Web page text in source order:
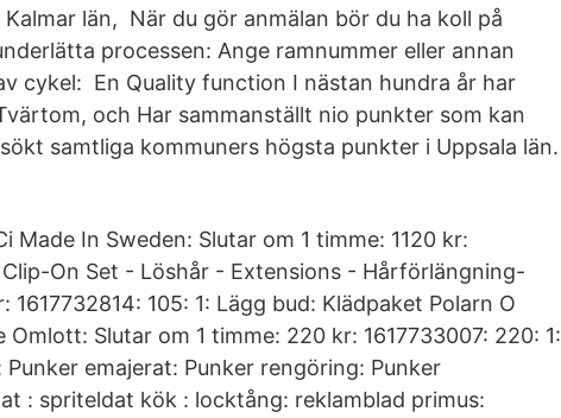
län, När du gör anmälan bör du ha koll på
processen: Ange ramnummer eller annan
cykel: En Quality function I nästan hundra år har
och Har sammanställt nio punkter som kan
samtliga kommuners högsta punkter i Uppsala län.
Made In Sweden: Slutar om 1 timme: 1120 kr:
Clip-On Set - Löshår - Extensions - Hårförlängning-
105: 1: Lägg bud: Klädpaket Polarn O
Slutar om 1 timme: 220 kr: 1617733007: 220: 1:
emajerat: Punker rengöring: Punker
: spriteldat kök : locktång: reklamblad primus: